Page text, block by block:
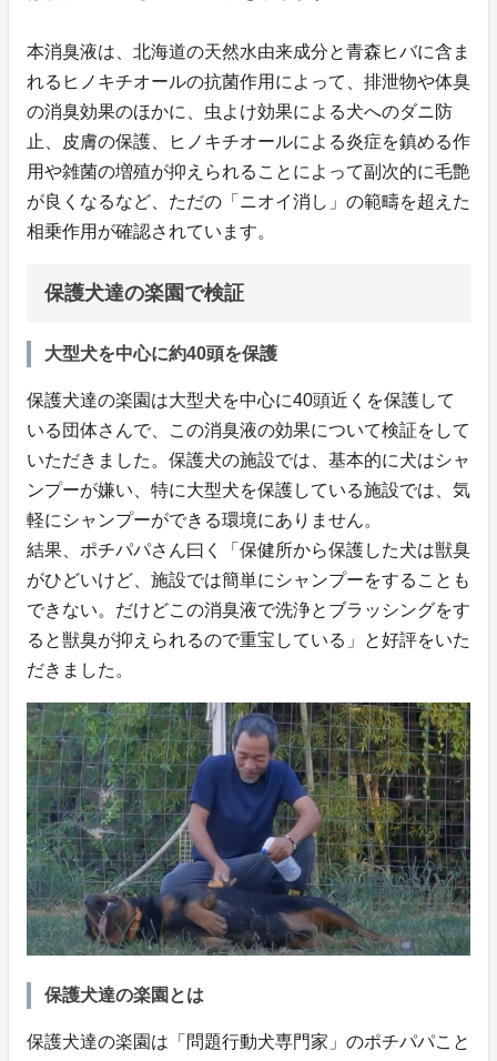
本消臭液は、北海道の天然水由来成分と青森ヒバに含ま
れるヒノキチオールの抗菌作用によって、排泄物や体臭
の消臭効果のほかに、虫よけ効果による犬へのダニ防
止、皮膚の保護、ヒノキチオールによる炎症を鎮める作
用や雑菌の増殖が抑えられることによって副次的に毛艶
が良くなるなど、ただの「ニオイ消し」の範疇を超えた
相乗作用が確認されています。
保護犬達の楽園で検証
大型犬を中心に約40頭を保護
保護犬達の楽園は大型犬を中心に40頭近くを保護して
いる団体さんで、この消臭液の効果について検証をして
いただきました。保護犬の施設では、基本的に犬はシャ
ンプーが嫌い、特に大型犬を保護している施設では、気
軽にシャンプーができる環境にありません。
結果、ポチパパさん曰く「保健所から保護した犬は獣臭
がひどいけど、施設では簡単にシャンプーをすることも
できない。だけどこの消臭液で洗浄とブラッシングをす
ると獣臭が抑えられるので重宝している」と好評をいた
だきました。
保護犬達の楽園とは
保護犬達の楽園は「問題行動犬専門家」のポチパパこと